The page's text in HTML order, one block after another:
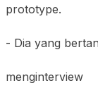
prototype.
- Dia yang
menginterview